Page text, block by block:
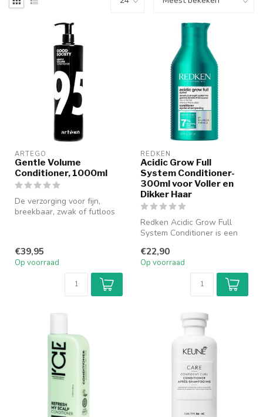
ARTEGO
Gentle Volume
Conditioner, 1000ml
De verzorging voor fijn,
breekbaar, zwak of futloos
€39,95
Op voorraad
REDKEN
Acidic Grow Full
System Conditioner-
300ml voor Voller en
Dikker Haar
Redken Acidic Grow Full
System Conditioner is een
conditione...
€22,90
Op voorraad